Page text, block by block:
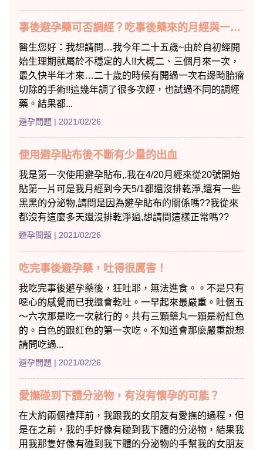
事後避孕藥可否調經？吃事後藥來的月經與一般月經有什麼不同？
醫生您好：我想請問…我今年二十五歲~由於自初經開
始生理期就屬於不穩定的人!!大概二、三個月來一次，
最久快半年才來…二十歲的時候有開過一次右邊畸胎瘤
切除的手術!!這幾年調了很多次經，也試過不同的調經
藥。結果都...
避孕問題 | 2021/02/26
使用避孕貼布後不斷有少量的出血
我是第一次使用避孕貼布,,我在4/20月經來從20號開始
貼第一片可是我月經到今天5/1都還沒排乾淨,還有一些
黑黑的分泌物,請問是因為避孕貼布的關係嗎??我從來
都沒有這麼多天還沒排乾淨過,想請問這樣正常嗎??
避孕問題 | 2021/02/26
吃完事後避孕藥，吐得很厲害！
我吃完事後避孕藥後，狂吐耶，無法進食。。不是只有
噁心的感覺而已我還會乾吐。一早起來最嚴重。吐個五
～六次那是吃一次就行的。共有三顆藥丸一顆是粉紅色
的。白色的跟紅色的第一次吃。不知道會那麼嚴重說想
請問吃過...
避孕問題 | 2021/02/26
愛撫碰到下體分泌物，有沒有懷孕的可能？
在大約兩個禮拜前，我跟我的女朋友有愛撫的過程，但
是在之前，我的手好像有碰到我下體的分泌物，結果我
用我那隻好像有碰到我下體的分泌物的手幫我的女朋友